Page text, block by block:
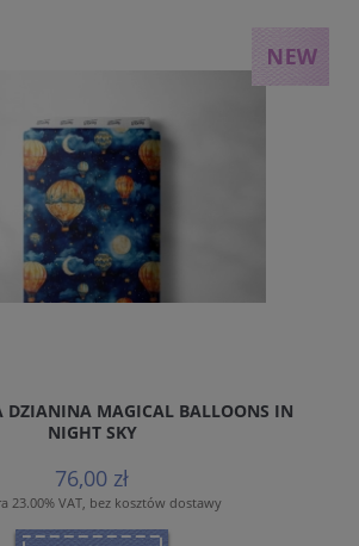
DZIANINA MAGICAL BALLOONS IN
NIGHT SKY
76,00 zł
23.00% VAT, bez kosztów dostawy